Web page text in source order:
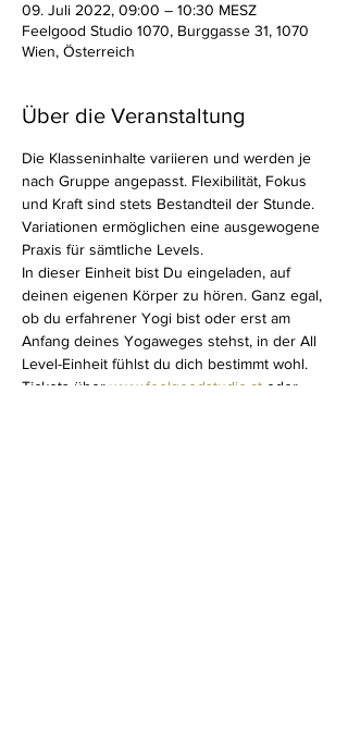
09. Juli 2022, 09:00 – 10:30 MESZ
Feelgood Studio 1070, Burggasse 31, 1070
Wien, Österreich
Über die Veranstaltung
Die Klasseninhalte variieren und werden je
nach Gruppe angepasst. Flexibilität, Fokus
und Kraft sind stets Bestandteil der Stunde.
Variationen ermöglichen eine ausgewogene
Praxis für sämtliche Levels.
In dieser Einheit bist Du eingeladen, auf
deinen eigenen Körper zu hören. Ganz egal,
ob du erfahrener Yogi bist oder erst am
Anfang deines Yogaweges stehst, in der All
Level-Einheit fühlst du dich bestimmt wohl.
Tickets über www.feelgoodstudio.at oder